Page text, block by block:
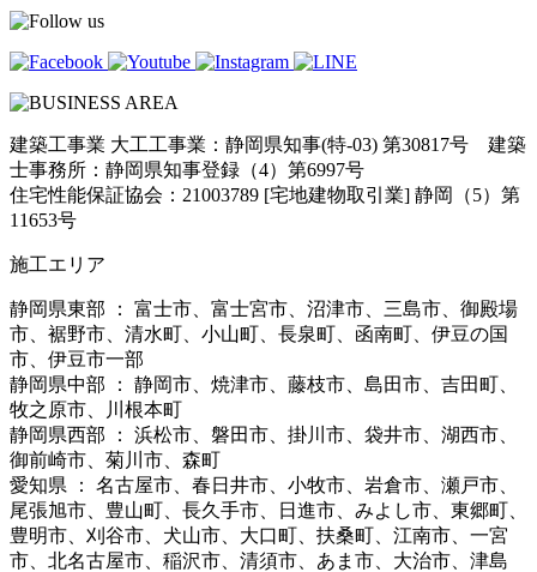
建築工事業 大工工事業：静岡県知事(特-03) 第30817号 建築
士事務所：静岡県知事登録（4）第6997号
住宅性能保証協会：21003789 [宅地建物取引業] 静岡（5）第
11653号
施工エリア
静岡県東部 ： 富士市、富士宮市、沼津市、三島市、御殿場
市、裾野市、清水町、小山町、長泉町、函南町、伊豆の国
市、伊豆市一部
静岡県中部 ： 静岡市、焼津市、藤枝市、島田市、吉田町、
牧之原市、川根本町
静岡県西部 ： 浜松市、磐田市、掛川市、袋井市、湖西市、
御前崎市、菊川市、森町
愛知県 ： 名古屋市、春日井市、小牧市、岩倉市、瀬戸市、
尾張旭市、豊山町、長久手市、日進市、みよし市、東郷町、
豊明市、刈谷市、犬山市、大口町、扶桑町、江南市、一宮
市、北名古屋市、稲沢市、清須市、あま市、大治市、津島